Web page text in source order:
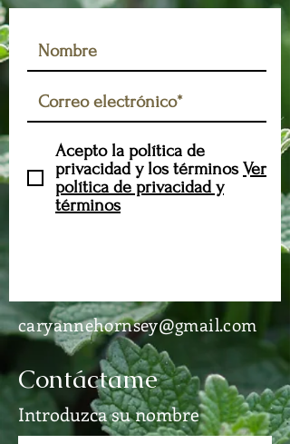
Acepto la política de
privacidad y los términos Ver
política de privacidad y
términos
caryannehornsey@gmail.com
Contáctame
Introduzca su nombre